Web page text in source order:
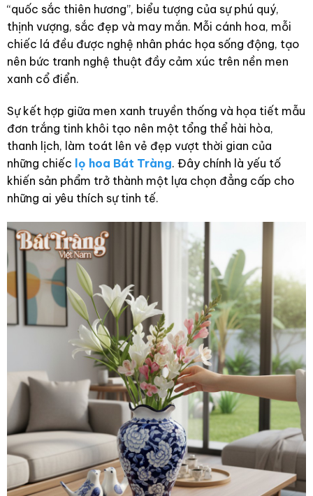
“quốc sắc thiên hương”, biểu tượng của sự phú quý,
thịnh vượng, sắc đẹp và may mắn. Mỗi cánh hoa, mỗi
chiếc lá đều được nghệ nhân phác họa sống động, tạo
nên bức tranh nghệ thuật đầy cảm xúc trên nền men
xanh cổ điển.
Sự kết hợp giữa men xanh truyền thống và họa tiết mẫu
đơn trắng tinh khôi tạo nên một tổng thể hài hòa,
thanh lịch, làm toát lên vẻ đẹp vượt thời gian của
những chiếc lọ hoa Bát Tràng. Đây chính là yếu tố
khiến sản phẩm trở thành một lựa chọn đẳng cấp cho
những ai yêu thích sự tinh tế.